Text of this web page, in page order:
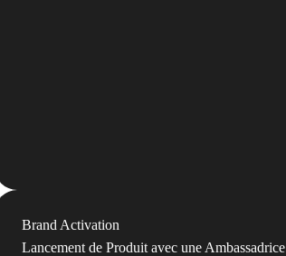
Brand Activation
Lancement de Produit avec une Ambassadrice